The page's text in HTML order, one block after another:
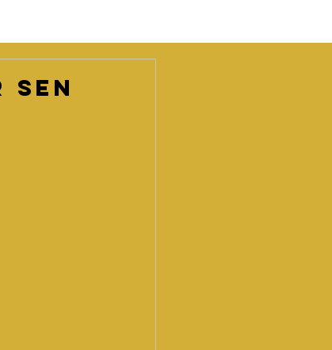
sen